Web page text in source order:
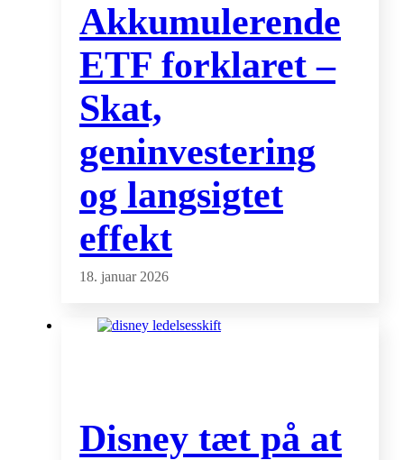
Akkumulerende
ETF forklaret –
Skat,
geninvestering
og langsigtet
effekt
18. januar 2026
Disney tæt på at